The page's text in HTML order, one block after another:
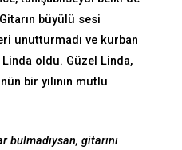
büyülü sesi
unutturmadı ve kurban
oldu. Güzel Linda,
bir yılının mutlu
bulmadıysan, gitarını